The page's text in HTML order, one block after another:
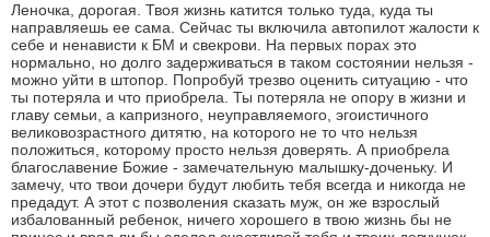
Леночка, дорогая. Твоя жизнь катится только туда, куда ты
направляешь ее сама. Сейчас ты включила автопилот жалости к
себе и ненависти к БМ и свекрови. На первых порах это
нормально, но долго задерживаться в таком состоянии нельзя -
можно уйти в штопор. Попробуй трезво оценить ситуацию - что
ты потеряла и что приобрела. Ты потеряла не опору в жизни и
главу семьи, а капризного, неуправляемого, эгоистичного
великовозрастного дитятю, на которого не то что нельзя
положиться, которому просто нельзя доверять. А приобрела
благославение Божие - замечательную малышку-доченьку. И
замечу, что твои дочери будут любить тебя всегда и никогда не
предадут. А этот с позволения сказать муж, он же взрослый
избалованный ребенок, ничего хорошего в твою жизнь бы не